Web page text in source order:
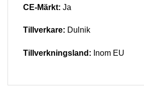
CE-Märkt: Ja
Tillverkare: Dulnik
Tillverkningsland: Inom EU